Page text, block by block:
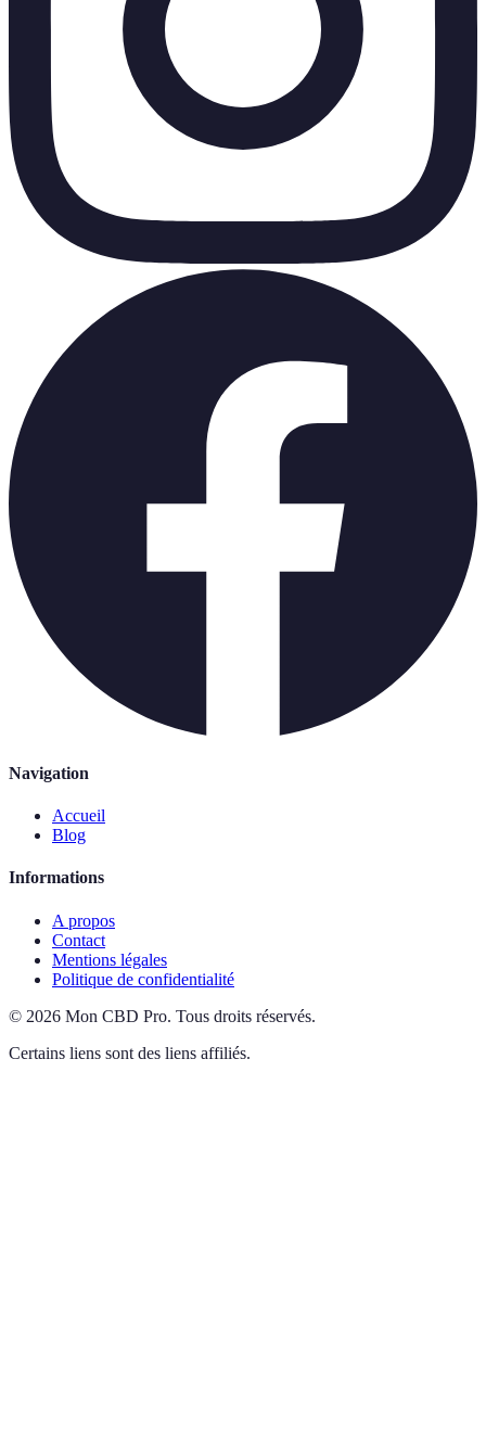
Navigation
Accueil
Blog
Informations
A propos
Contact
Mentions légales
Politique de confidentialité
© 2026 Mon CBD Pro. Tous droits réservés.
Certains liens sont des liens affiliés.